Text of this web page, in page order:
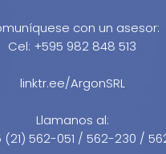
con un asesor:
Cel: +595 982 848 513
linktr.ee/ArgonSRL
Llamanos al:
(21) 562-051 / 562-230 /